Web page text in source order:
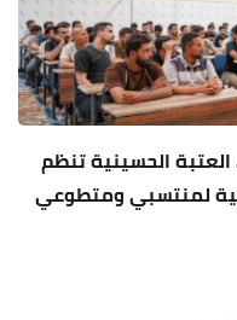
العتبة الحسينية تنظم
لمنتسبي ومتطوعي